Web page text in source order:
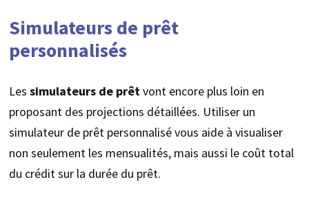
Simulateurs de prêt
personnalisés
Les simulateurs de prêtvont encore plus loin en
proposant des projections détaillées. Utiliser un
simulateur de prêt personnalisé vous aide à visualiser
non seulement les mensualités, mais aussi le coût total
du crédit sur la durée du prêt.